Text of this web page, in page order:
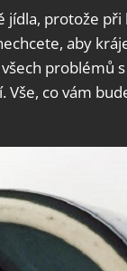
jídla, protože
aby
problémů
co vám